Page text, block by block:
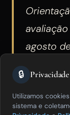
agosto
valor
🔒
Utilizamos
sistema e